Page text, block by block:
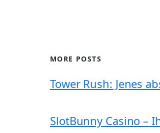
MORE POSTS
Tower Rush: Jenes
SlotBunny Casino –